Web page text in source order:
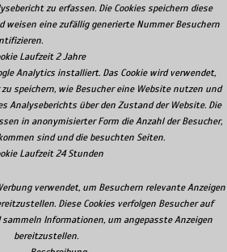
zu erfassen. Die Cookies speichern diese
weisen eine zufällig generierte Nummer Besuchern
Laufzeit 2 Jahre
Analytics installiert. Das Cookie wird verwendet,
speichern, wie Besucher eine Website nutzen und
Analyseberichts über den Zustand der Website. Die
in anonymisierter Form die Anzahl der Besucher,
sind und die besuchten Seiten.
Laufzeit 24 Stunden
verwendet, um Besuchern relevante Anzeigen
Diese Cookies verfolgen Besucher auf
Informationen, um angepasste Anzeigen
bereitzustellen.